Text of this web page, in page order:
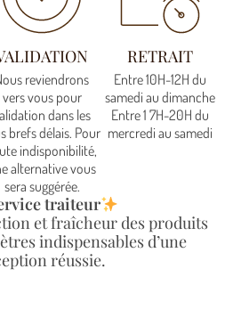
reviendrons
vers vous pour
dans les
brefs délais. Pour
indisponibilité,
alternative vous
sera suggérée.
RETRAIT
Entre 10H-12H du
samedi au dimanche
Entre 1 7H-20H du
mercredi au samedi
traiteur
et fraîcheur des produits
indispensables d’une
réussie.